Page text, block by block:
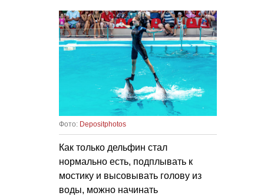
Фото: Depositphotos
Как только дельфин стал
нормально есть, подплывать к
мостику и высовывать голову из
воды, можно начинать